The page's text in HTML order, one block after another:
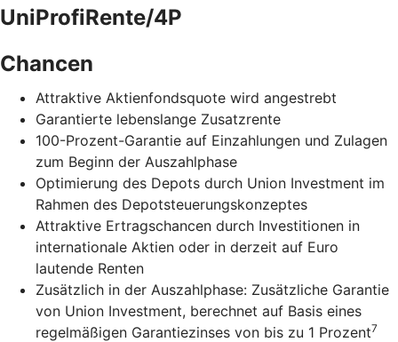
UniProfiRente/4P
Chancen
Attraktive Aktienfondsquote wird angestrebt
Garantierte lebenslange Zusatzrente
100-Prozent-Garantie auf Einzahlungen und Zulagen
zum Beginn der Auszahlphase
Optimierung des Depots durch Union Investment im
Rahmen des Depotsteuerungskonzeptes
Attraktive Ertragschancen durch Investitionen in
internationale Aktien oder in derzeit auf Euro
lautende Renten
Zusätzlich in der Auszahlphase: Zusätzliche Garantie
von Union Investment, berechnet auf Basis eines
regelmäßigen Garantiezinses von bis zu 1 Prozent7